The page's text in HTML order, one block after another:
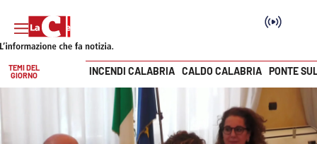
Vai
TEMI DEL
GIORNO
INCENDI CALABRIA CALDO CALABRIA PONTE